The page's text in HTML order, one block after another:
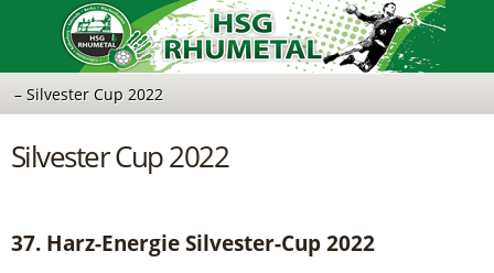
Silvester Cup 2022
37. Harz-Energie Silvester-Cup 2022